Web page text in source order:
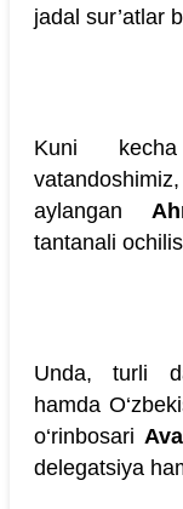
jadal sur’atlar
Kuni
aylangan
tantanali
Unda, turli
hamda
o‘rinbosari
delegatsiya